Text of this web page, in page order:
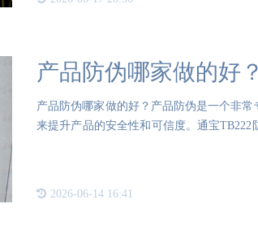
产品防伪哪家做的好
产品防伪哪家做的好？产品防伪是一个非
来提升产品的安全性和可信度。通宝
2026-06-14 16:41